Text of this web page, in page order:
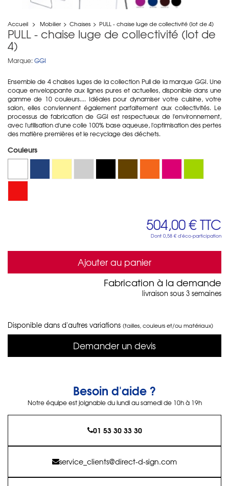
Accueil > Mobilier > Chaises > PULL - chaise luge de collectivité (lot de 4)
PULL - chaise luge de collectivité (lot de
4)
Marque: GGI
Ensemble de 4 chaises luges de la collection Pull de la marque GGI. Une
coque enveloppante aux lignes pures et actuelles, disponible dans une
gamme de 10 couleurs.... Idéales pour dynamiser votre cuisine, votre
salon, elles conviennent également parfaitement aux collectivités. Le
processus de fabrication de GGI est respectueux de l'environnement,
avec l'utilisation d'une colle 100% base aqueuse, l'optimisation des pertes
des matière premières et le recyclage des déchets.
Couleurs
504,00 €TTC
Dont 0,58 € d'éco-participation
Ajouter au panier
Fabrication à la demande
livraison sous 3 semaines
Disponible dans d'autres variations (tailles, couleurs et/ou matériaux)
Demander un devis
Besoin d'aide ?
Notre équipe est joignable du lundi au samedi de 10h à 19h
01 53 30 33 30
service_clients@direct-d-sign.com